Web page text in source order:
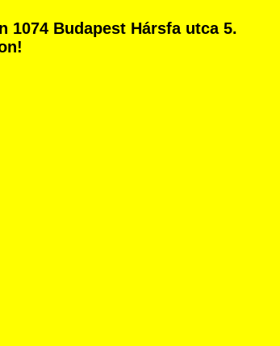
1074 Budapest Hársfa utca 5.